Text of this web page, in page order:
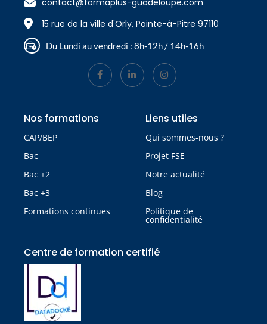
contact@formaplus-guadeloupe.com
15 rue de la ville d'Orly, Pointe-à-Pitre 97110
Du Lundi au vendredi : 8h-12h / 14h-16h
Nos formations
CAP/BEP
Bac
Bac +2
Bac +3
Formations continues
Liens utiles
Qui sommes-nous ?
Projet FSE
Notre actualité
Blog
Politique de
confidentialité
Centre de formation certifié​